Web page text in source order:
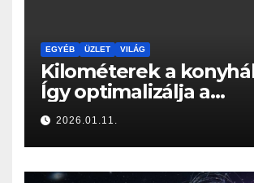
EGYÉB ÜZLET VILÁG
Kilométerek a
Így optimalizálja a
Konyhabútor Guru az
otthonod
2026.01.11.